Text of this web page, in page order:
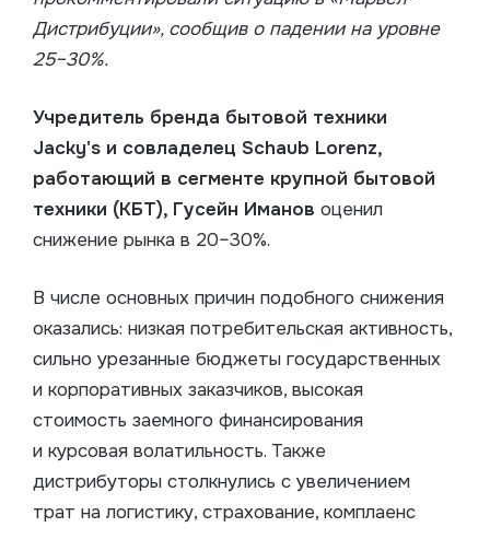
Дистрибуции», сообщив о падении на уровне
25–30%.
Учредитель бренда бытовой техники
Jacky's и совладелец Schaub Lorenz,
работающий в сегменте крупной бытовой
техники (КБТ), Гусейн Иманов оценил
снижение рынка в 20–30%.
В числе основных причин подобного снижения
оказались: низкая потребительская активность,
сильно урезанные бюджеты государственных
и корпоративных заказчиков, высокая
стоимость заемного финансирования
и курсовая волатильность. Также
дистрибуторы столкнулись с увеличением
трат на логистику, страхование, комплаенс